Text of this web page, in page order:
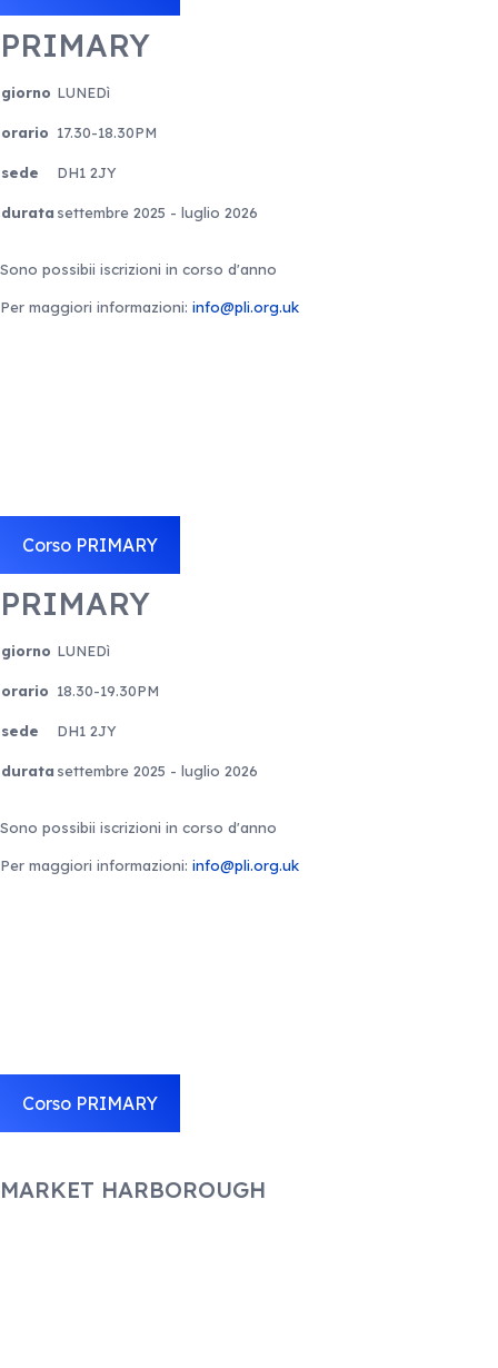
PRIMARY
giorno LUNEDì
orario 17.30-18.30PM
sede DH1 2JY
durata settembre 2025 - luglio 2026
Sono possibii iscrizioni in corso d'anno
Per maggiori informazioni: info@pli.org.uk
Corso PRIMARY
PRIMARY
giorno LUNEDì
orario 18.30-19.30PM
sede DH1 2JY
durata settembre 2025 - luglio 2026
Sono possibii iscrizioni in corso d'anno
Per maggiori informazioni: info@pli.org.uk
Corso PRIMARY
MARKET HARBOROUGH